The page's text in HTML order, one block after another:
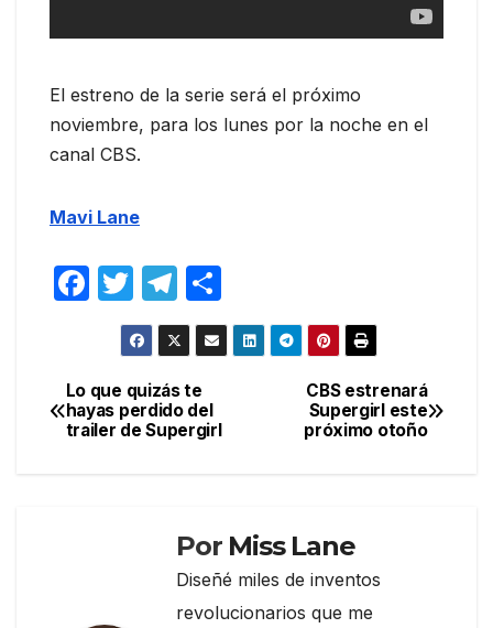
El estreno de la serie será el próximo
noviembre, para los lunes por la noche en el
canal CBS.
Mavi Lane
F
e
b
T
w
itt
er
T
el
e
gr
a
o
m
ar
Navegación
de
CBS estrenará
Supergirl este
próximo otoño
Lo que quizás te
hayas perdido del
trailer de Supergirl
Por Miss Lane
Diseñé miles de inventos
revolucionarios que me